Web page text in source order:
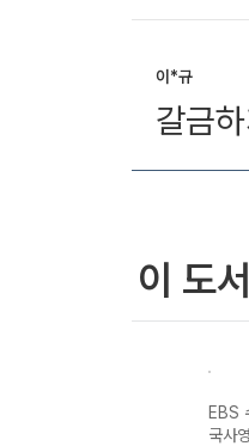
이*규
갈금
이 도
EBS
국사